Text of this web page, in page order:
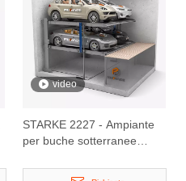
video
STARKE 2227 - Ampiante
per buche sotterranee